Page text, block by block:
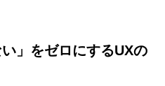
い」をゼロにするUXの